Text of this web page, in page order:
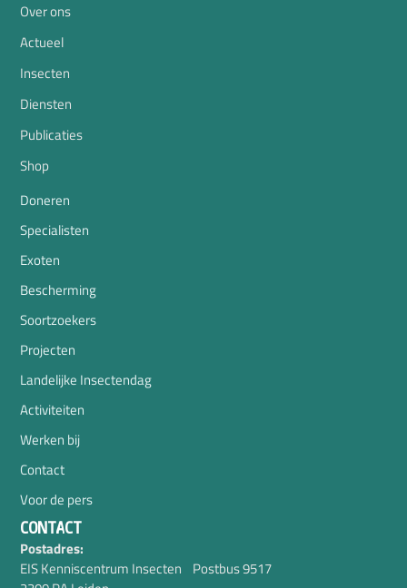
Over ons
Actueel
Insecten
Diensten
Publicaties
Shop
Doneren
Specialisten
Exoten
Bescherming
Soortzoekers
Projecten
Landelijke Insectendag
Activiteiten
Werken bij
Contact
Voor de pers
CONTACT
Postadres:
EIS Kenniscentrum Insecten Postbus 9517